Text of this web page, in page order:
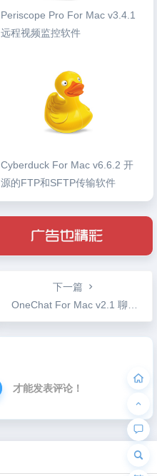
Periscope Pro For Mac v3.4.1
远程视频监控软件
Cyberduck For Mac v6.6.2 开
源的FTP和SFTP传输软件
下一篇
OneChat For Mac v2.1 聊天软件兼容微信、Facebook等
才能发表评论！